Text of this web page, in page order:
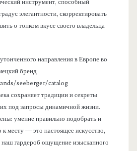
инструмент, способный
элегантности, скорректировать
о тонком вкусе своего владельца
направления в Европе во
бренд
seeberger/catalog
сохраняет традиции и секреты
под запросы динамичной жизни.
умение правильно подобрать и
к месту — это настоящее искусство,
наш гардероб ощущение изысканного